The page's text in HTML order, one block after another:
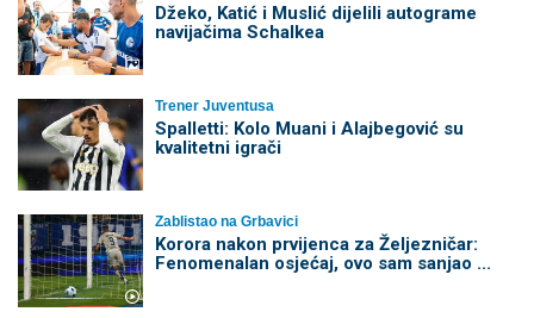
Džeko, Katić i Muslić dijelili autograme
navijačima Schalkea
Trener Juventusa
Spalletti: Kolo Muani i Alajbegović su
kvalitetni igrači
Zablistao na Grbavici
Korora nakon prvijenca za Željezničar:
Fenomenalan osjećaj, ovo sam sanjao ...